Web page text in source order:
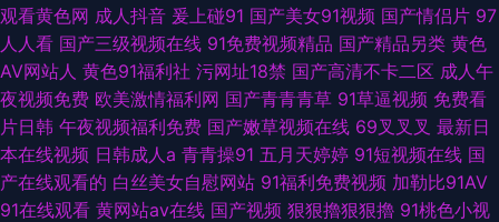
观看黄色网 成人抖音 爰上碰91 国产美女91视频 国产情侣片 97
人人看 国产三级视频在线 91免费视频精品 国产精品另类 黄色
AV网站人 黄色91福利社 污网址18禁 国产高清不卡二区 成人午
夜视频免费 欧美激情福利网 国产青青青草 91草逼视频 免费看
片日韩 午夜视频福利免费 国产嫩草视频在线 69叉叉叉 最新日
本在线视频 日韩成人a 青青操91 五月天婷婷 91短视频在线 国
产在线观看的 白丝美女自慰网站 91福利免费视频 加勒比91AV
91在线观看 黄网站av在线 国产视频 狠狠擼狠狠擼 91桃色小视